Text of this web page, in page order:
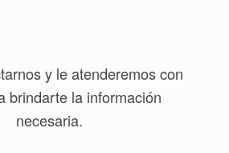
y le atenderemos con
brindarte la información
necesaria.